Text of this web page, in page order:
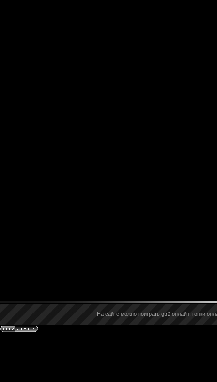
На сайте можно поиграть gtr2 онлайн, гонки